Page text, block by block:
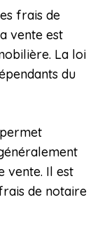
frais de
vente est
La loi
du
vente. Il est
de notaire